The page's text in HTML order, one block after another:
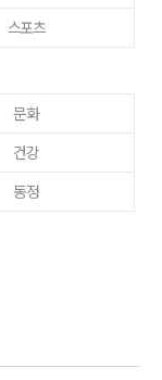
스포츠
문화
건강
동정